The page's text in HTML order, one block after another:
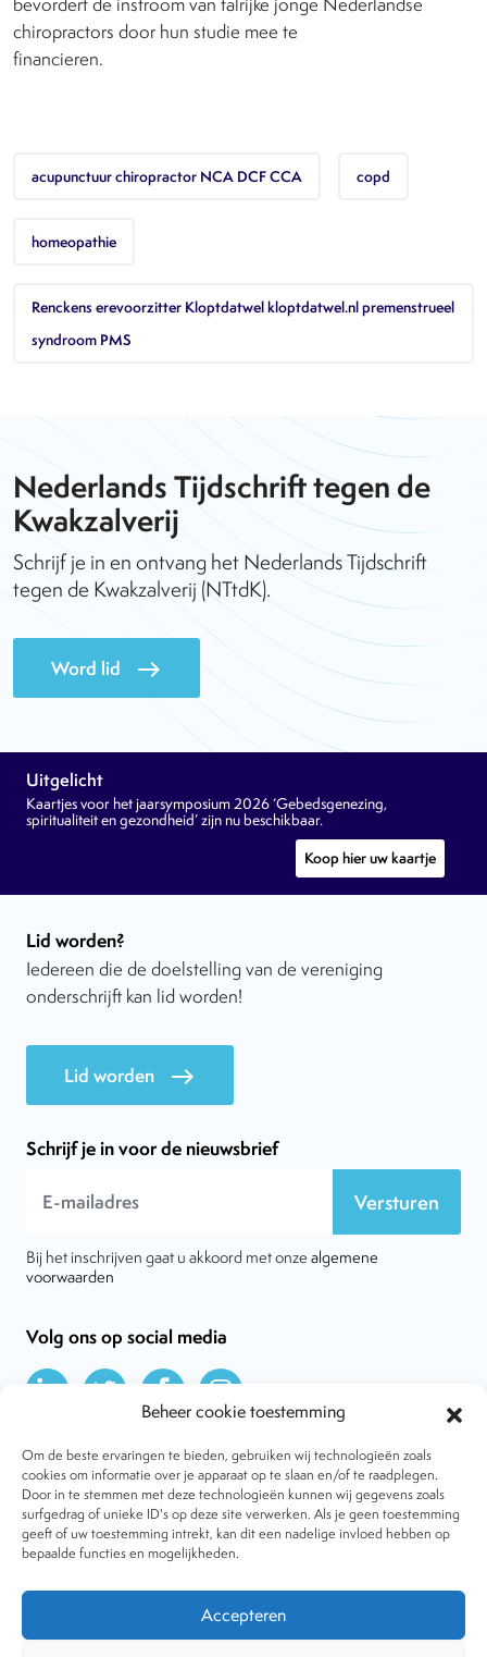
Beheer cookie toestemming
Om de beste ervaringen te bieden, gebruiken wij technologieën zoals
cookies om informatie over je apparaat op te slaan en/of te raadplegen.
Door in te stemmen met deze technologieën kunnen wij gegevens zoals
surfgedrag of unieke ID's op deze site verwerken. Als je geen toestemming
geeft of uw toestemming intrekt, kan dit een nadelige invloed hebben op
bepaalde functies en mogelijkheden.
Accepteren
chiropractors door hun studie mee te
financieren.
acupunctuur chiropractor NCA DCF CCA copd
homeopathie
Renckens erevoorzitter Kloptdatwel kloptdatwel.nl premenstrueel
syndroom PMS
Nederlands Tijdschrift tegen de
Kwakzalverij
Schrijf je in en ontvang het Nederlands Tijdschrift
tegen de Kwakzalverij (NTtdK).
Word lid east
Uitgelicht
Kaartjes voor het jaarsymposium 2026 ‘Gebedsgenezing,
spiritualiteit en gezondheid’ zijn nu beschikbaar.
Koop hier uw kaartje
Lid worden?
Iedereen die de doelstelling van de vereniging
onderschrijft kan lid worden!
Lid worden east
Schrijf je in voor de nieuwsbrief
Versturen
Bij het inschrijven gaat u akkoord met onze algemene
voorwaarden
Volg ons op social media
Over VtdK
Contact
Nieuws
Behandelwijzen
Dossiers
Tijdschrift